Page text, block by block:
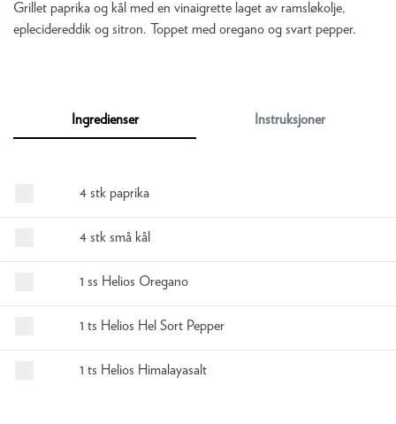
Grillet paprika og kål med en vinaigrette laget av ramsløkolje,
eplecidereddik og sitron. Toppet med oregano og svart pepper.
Ingredienser Instruksjoner
4 stk paprika
4 stk små kål
1 ss Helios Oregano
1 ts Helios Hel Sort Pepper
1 ts Helios Himalayasalt